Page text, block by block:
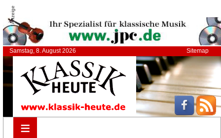
Anzeige
Samstag, 8. August 2026 Sitemap
≡
≡